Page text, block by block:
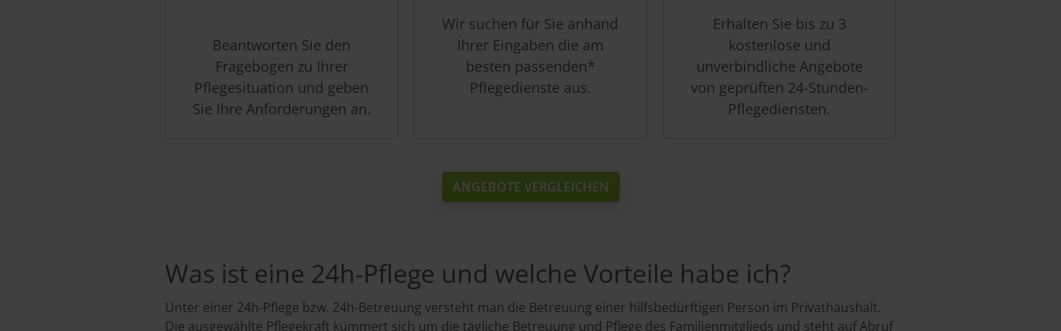
Beantworten Sie den
Fragebogen zu Ihrer
Pflegesituation und geben
Sie Ihre Anforderungen an.
Wir suchen für Sie anhand
Ihrer Eingaben die am
besten passenden*
Pflegedienste aus.
Erhalten Sie bis zu 3
kostenlose und
unverbindliche Angebote
von geprüften 24-Stunden-
Pflegediensten.
ANGEBOTE VERGLEICHEN
Was ist eine 24h-Pflege und welche Vorteile habe ich?
Unter einer 24h-Pflege bzw. 24h-Betreuung versteht man die Betreuung einer hilfsbedürftigen Person im Privathaushalt.
Die ausgewählte Pflegekraft kümmert sich um die tägliche Betreuung und Pflege des Familienmitglieds und steht auf Abruf